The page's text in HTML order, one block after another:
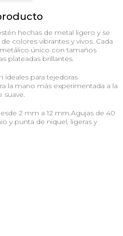
hechas de metal ligero y se
colores vibrantes y vivos. Cada
único con tamaños
plateadas brillantes.
ideales para tejedoras
la mano más experimentada a la
2 mm a 12 mm.Agujas de 40
y punta de niquel, ligeras y